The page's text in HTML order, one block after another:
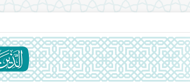
و تمدن‌سازی امت اسلامی